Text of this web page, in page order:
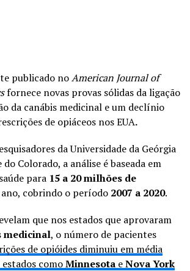
publicado noAmerican Journal of
fornece novas provas sólidas da ligação
da canábis medicinal e um declínio
de opiáceos nos EUA.
da Universidade da Geórgia
do Colorado, a análise é baseada em
para 15 a 20 milhões de
cobrindo o período 2007 a 2020.
que nos estados que aprovaram
medicinal, o número de pacientes
de opióides diminuiu em média
comoMinnesota eNova York